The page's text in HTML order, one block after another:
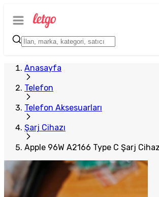
Anasayfa
Telefon
Telefon Aksesuarları
Şarj Cihazı
Apple 96W A2166 Type C Şarj
Plus Satıcı